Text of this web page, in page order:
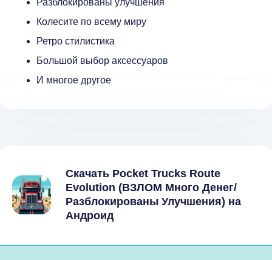
Разблокированы улучшения
Колесите по всему миру
Ретро стилистика
Большой выбор аксессуаров
И многое другое
Скачать Pocket Trucks Route
Evolution (ВЗЛОМ Много Денег/
Разблокированы Улучшения) на
Андроид